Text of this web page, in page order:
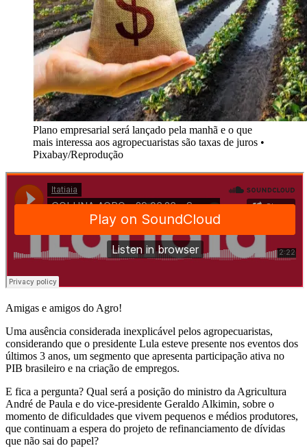
Plano empresarial será lançado pela manhã e o que
mais interessa aos agropecuaristas são taxas de juros •
Pixabay/Reprodução
Amigas e amigos do Agro!
Uma ausência considerada inexplicável pelos agropecuaristas,
considerando que o presidente Lula esteve presente nos eventos dos
últimos 3 anos, um segmento que apresenta participação ativa no
PIB brasileiro e na criação de empregos.
E fica a pergunta? Qual será a posição do ministro da Agricultura
André de Paula e do vice-presidente Geraldo Alkimin, sobre o
momento de dificuldades que vivem pequenos e médios produtores,
que continuam a espera do projeto de refinanciamento de dívidas
que não sai do papel?